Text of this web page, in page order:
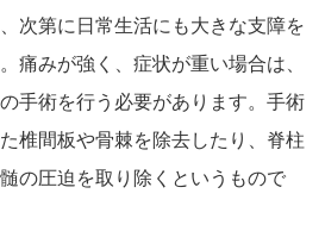
次第に日常生活にも大きな支障を
痛みが強く、症状が重い場合は、
手術を行う必要があります。手術
椎間板や骨棘を除去したり、脊柱
の圧迫を取り除くというもので